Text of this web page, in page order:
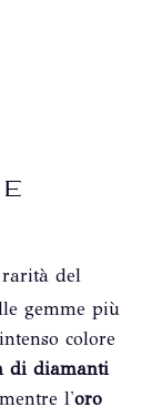
del
gemme più
colore
di diamanti
l'oro